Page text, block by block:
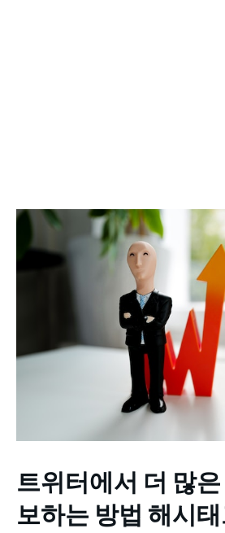
트위터에서 더 많
보하는 방법 해시